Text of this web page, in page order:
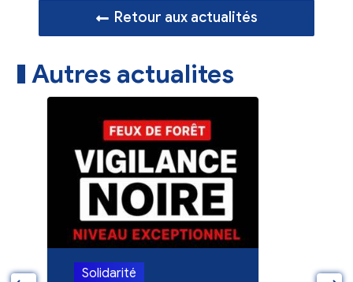
Retour aux actualités
Autres actualites
Solidarité